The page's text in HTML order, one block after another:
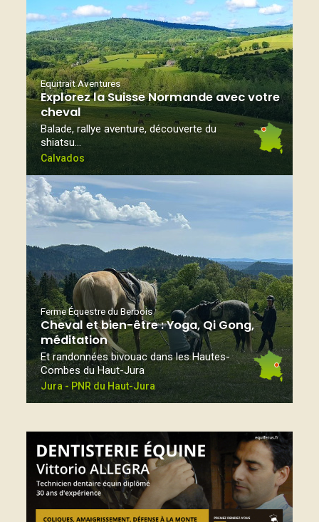
Equitrait Aventures
Explorez la Suisse Normande avec votre
cheval
Balade, rallye aventure, découverte du
shiatsu…
Calvados
Ferme Équestre du Berbois
Cheval et bien-être : Yoga, Qi Gong,
méditation
Et randonnées bivouac dans les Hautes-
Combes du Haut-Jura
Jura - PNR du Haut-Jura